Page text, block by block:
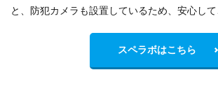
と、防犯カメラも設置しているため、安心して
スペラボはこちら